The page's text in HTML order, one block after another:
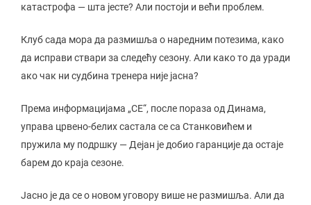
катастрофа — шта јесте? Али постоји и већи проблем.
Клуб сада мора да размишља о наредним потезима, како
да исправи ствари за следећу сезону. Али како то да уради
ако чак ни судбина тренера није јасна?
Према информацијама „СЕ“, после пораза од Динама,
управа црвено-белих састала се са Станковићем и
пружила му подршку — Дејан је добио гаранције да остаје
барем до краја сезоне.
Јасно је да се о новом уговору више не размишља. Али да